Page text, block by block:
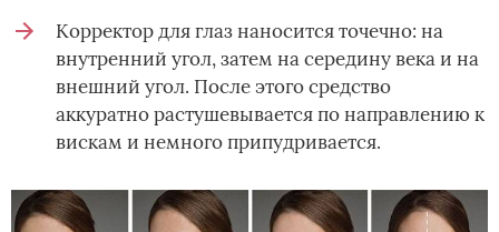
Корректор для глаз наносится точечно: на
внутренний угол, затем на середину века и на
внешний угол. После этого средство
аккуратно растушевывается по направлению к
вискам и немного припудривается.